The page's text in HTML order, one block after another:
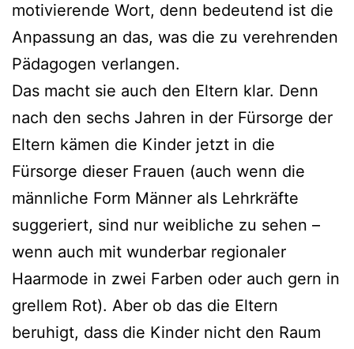
motivierende Wort, denn bedeutend ist die
Anpassung an das, was die zu verehrenden
Pädagogen verlangen.
Das macht sie auch den Eltern klar. Denn
nach den sechs Jahren in der Fürsorge der
Eltern kämen die Kinder jetzt in die
Fürsorge dieser Frauen (auch wenn die
männliche Form Männer als Lehrkräfte
suggeriert, sind nur weibliche zu sehen –
wenn auch mit wunderbar regionaler
Haarmode in zwei Farben oder auch gern in
grellem Rot). Aber ob das die Eltern
beruhigt, dass die Kinder nicht den Raum